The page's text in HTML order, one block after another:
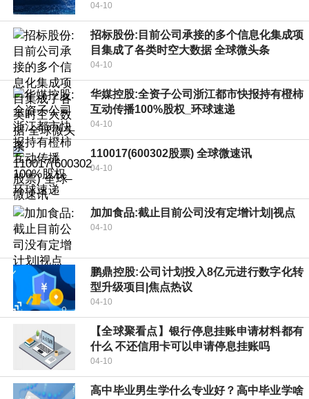
04-10
招标股份:目前公司承接的多个信息化集成项
目集成了各类时空大数据 全球微头条
04-10
华媒控股:全资子公司浙江都市快报持有橙柿
互动传播100%股权_环球速递
04-10
110017(600302股票) 全球微速讯
04-10
加加食品:截止目前公司没有定增计划|视点
04-10
鹏鼎控股:公司计划投入8亿元进行数字化转
型升级项目|焦点热议
04-10
【全球聚看点】银行停息挂账申请材料都有
什么 不还信用卡可以申请停息挂账吗
04-10
高中毕业男生学什么专业好？高中毕业学啥